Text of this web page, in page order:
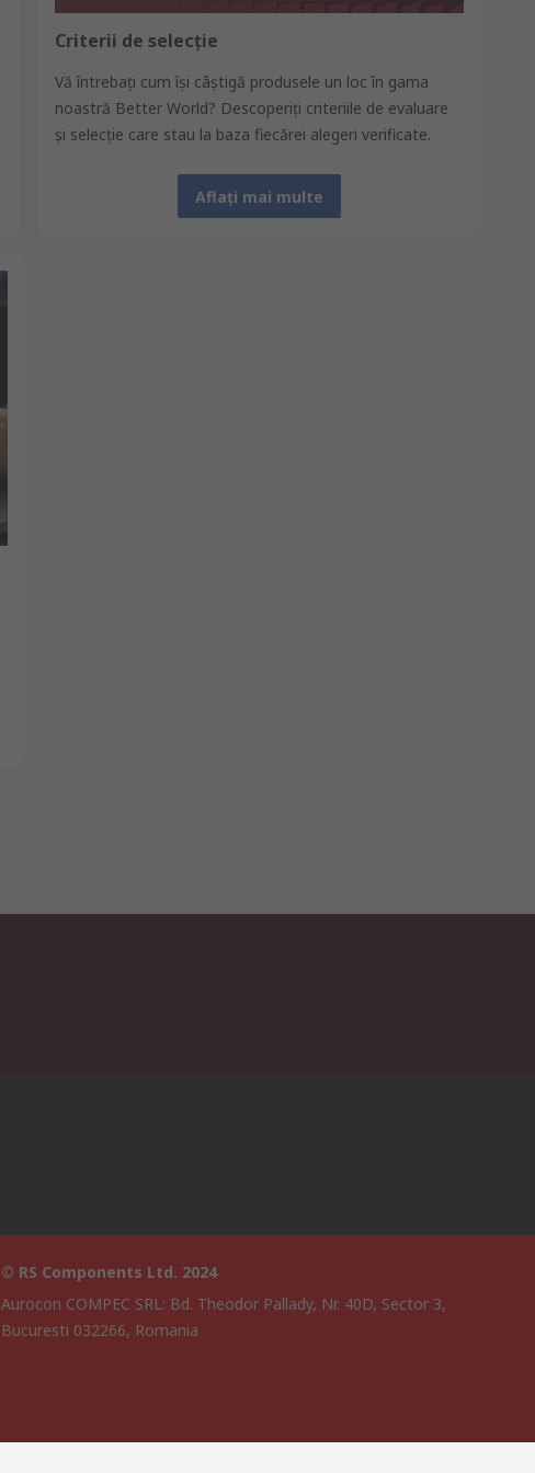
Criterii de selecție
Vă întrebaţi cum îşi câştigă produsele un loc în gama
noastră Better World? Descoperiţi criteriile de evaluare
şi selecţie care stau la baza fiecărei alegeri verificate.
Aflați mai multe
© RS Components Ltd. 2024
Aurocon COMPEC SRL: Bd. Theodor Pallady, Nr. 40D, Sector 3,
Bucuresti 032266, Romania